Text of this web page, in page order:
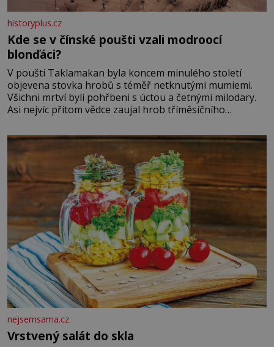
historyplus.cz
Kde se v čínské poušti vzali modroocí
blonďáci?
V poušti Taklamakan byla koncem minulého století
objevena stovka hrobů s téměř netknutými mumiemi.
Všichni mrtví byli pohřbeni s úctou a četnými milodary.
Asi nejvíc přitom vědce zaujal hrob tříměsíčního
blonďaté vlásky. Fakt, že jsou těla dávných lidí nesmírně
dobře zachovalá, přičítají odborníci zdejším klimatickým
podmínkám. Sucho, prosolené písky a extrémně
nejsemsama.cz
Vrstvený salát do skla